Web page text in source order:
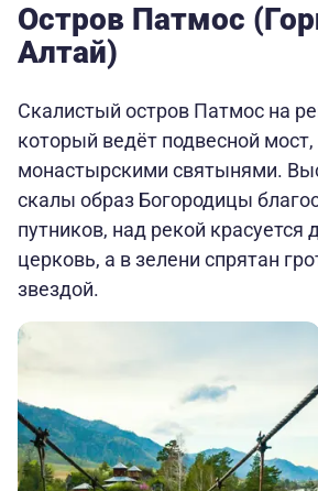
Остров Патмос
Алтай)
Скалистый остров Патмос на
который ведёт подвесной мост,
монастырскими святынями.
скалы образ Богородицы
путников, над рекой красуется
церковь, а в зелени спрятан
звездой.